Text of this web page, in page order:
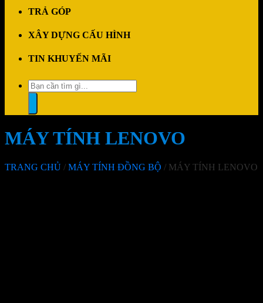
TRẢ GÓP
XÂY DỰNG CẤU HÌNH
TIN KHUYẾN MÃI
Tìm
kiếm:
MÁY TÍNH LENOVO
TRANG CHỦ / MÁY TÍNH ĐỒNG BỘ / MÁY TÍNH LENOVO